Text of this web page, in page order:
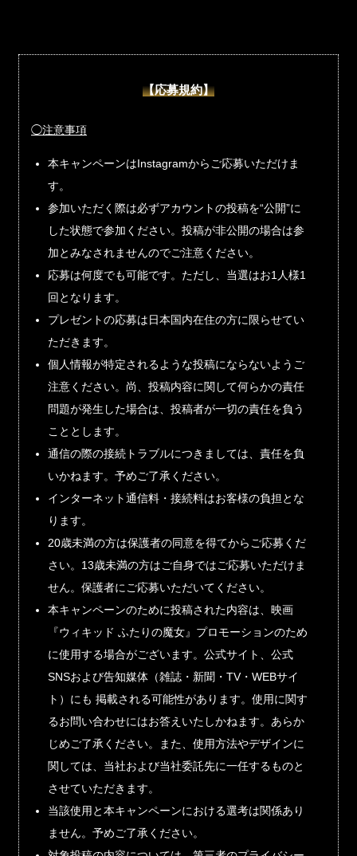
【応募規約】
◯注意事項
本キャンペーンはInstagramからご応募いただけま
す。
参加いただく際は必ずアカウントの投稿を“公開”に
した状態で参加ください。投稿が非公開の場合は参
加とみなされませんのでご注意ください。
応募は何度でも可能です。ただし、当選はお1人様1
回となります。
プレゼントの応募は日本国内在住の方に限らせてい
ただきます。
個人情報が特定されるような投稿にならないようご
注意ください。尚、投稿内容に関して何らかの責任
問題が発生した場合は、投稿者が一切の責任を負う
こととします。
通信の際の接続トラブルにつきましては、責任を負
いかねます。予めご了承ください。
インターネット通信料・接続料はお客様の負担とな
ります。
20歳未満の方は保護者の同意を得てからご応募くだ
さい。13歳未満の方はご自身ではご応募いただけま
せん。保護者にご応募いただいてください。
本キャンペーンのために投稿された内容は、映画
『ウィキッド ふたりの魔女』プロモーションのため
に使用する場合がございます。公式サイト、公式
SNSおよび告知媒体（雑誌・新聞・TV・WEBサイ
ト）にも 掲載される可能性があります。使用に関す
るお問い合わせにはお答えいたしかねます。あらか
じめご了承ください。また、使用方法やデザインに
関しては、当社および当社委託先に一任するものと
させていただきます。
当該使用と本キャンペーンにおける選考は関係あり
ません。予めご了承ください。